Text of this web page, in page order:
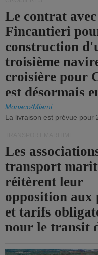
Le contrat avec
Fincantieri
construction
troisième
croisière pour
est désormais
vigueur.
Monaco/Miami
La livraison est prévue pour
Les
transport
réitèrent leur
opposition aux
et tarifs
pour le transit